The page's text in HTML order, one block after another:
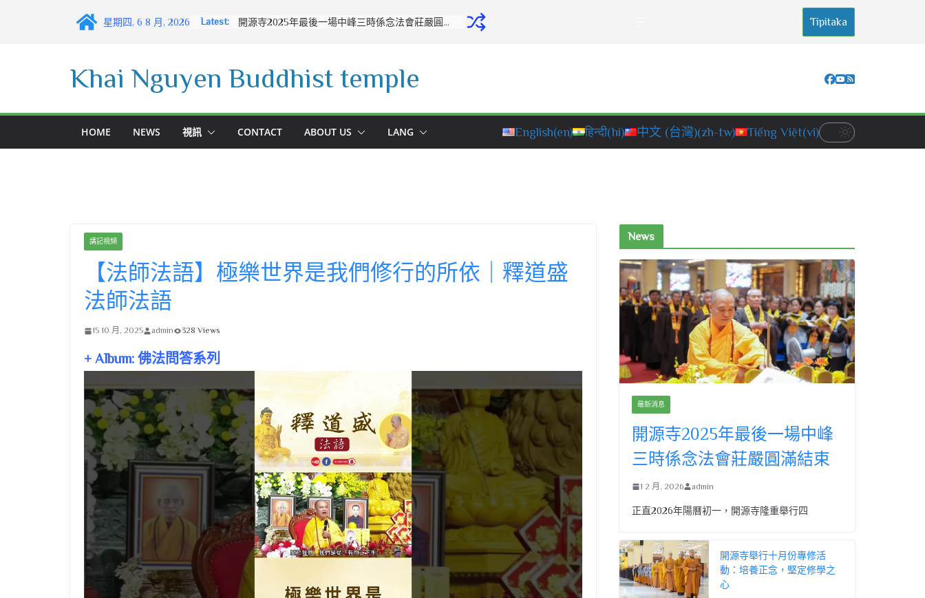
星期四, 6 8 月, 2026 Latest: Tipitaka
Khai Nguyen Buddhist temple
HOME NEWS 視訊 CONTACT ABOUT US LANG English(en) हिन्दी(hi) 中文 (台灣)(zh-tw) Tiếng Việt(vi)
講記視頻
【法師法語】極樂世界是我們修行的所依｜釋道盛
法師法語
15 10 月, 2025 admin 328 Views
+ Album: 佛法問答系列
News
最新消息
開源寺2025年最後一場中峰
三時係念法會莊嚴圓滿結束
1 2 月, 2026 admin
正直2026年陽曆初一，開源寺隆重舉行四
開源寺舉行十月份專修活
動：培養正念，堅定修學之
心